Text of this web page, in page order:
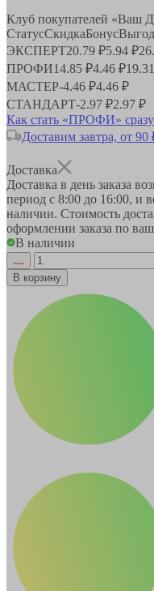
Клуб покупателей «Ваш
СтатусСкидкаБонус
ЭКСПЕРТ20.79 ₽5.94 ₽
ПРОФИ14.85 ₽4.46 ₽
МАСТЕР-4.46 ₽4.46 ₽
СТАНДАРТ-2.97 ₽2.97 ₽
Как стать «ПРОФИ»
Доставим завтра, от 90
Доставка
Доставка в день заказа
период с 8:00 до 16:00, и
наличии. Стоимость
оформлении заказа по
В наличии
В корзину